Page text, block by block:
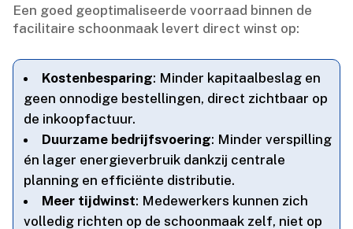
Een goed geoptimaliseerde voorraad binnen de
facilitaire schoonmaak levert direct winst op:
Kostenbesparing: Minder kapitaalbeslag en
geen onnodige bestellingen, direct zichtbaar op
de inkoopfactuur.​
Duurzame bedrijfsvoering: Minder verspilling
én lager energieverbruik dankzij centrale
planning en efficiënte distributie.​
Meer tijdwinst: Medewerkers kunnen zich
volledig richten op de schoonmaak zelf, niet op